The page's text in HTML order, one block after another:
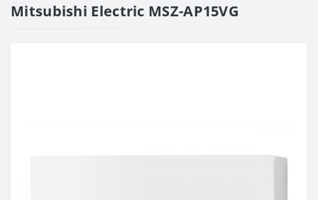
Mitsubishi Electric MSZ-AP15VG